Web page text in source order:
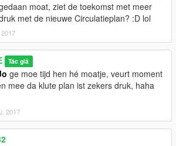
moat, ziet de toekomst met meer
met de nieuwe Circulatieplan? :D lol
Tác giả
ge moe tijd hen hé moatje, veurt moment
mee da klute plan ist zekers druk, haha
2017